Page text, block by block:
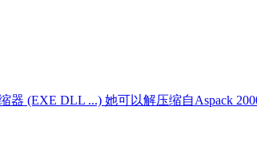
(EXE DLL ...) 她可以解压缩自Aspack